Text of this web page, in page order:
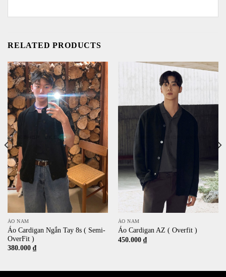
RELATED PRODUCTS
ÁO NAM
Áo Cardigan Ngắn Tay 8s ( Semi-
OverFit )
380.000 ₫
ÁO NAM
Áo Cardigan AZ ( Overfit )
450.000 ₫